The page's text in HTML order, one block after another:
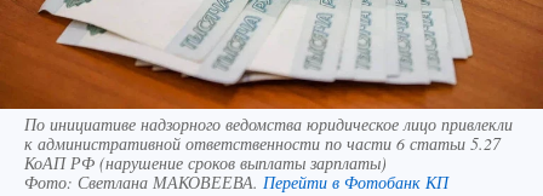
По инициативе надзорного ведомства юридическое лицо привлекли
к административной ответственности по части 6 статьи 5.27
КоАП РФ (нарушение сроков выплаты зарплаты)
Фото: Светлана МАКОВЕЕВА. Перейти в Фотобанк КП